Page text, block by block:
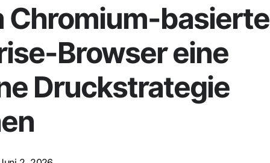
Chromium-basierte
Browser eine
Druckstrategie